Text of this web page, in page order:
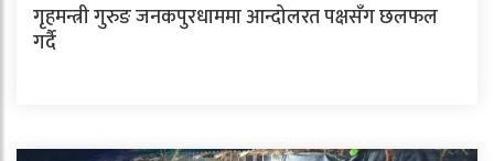
गृहमन्त्री गुरुङ जनकपुरधाममा आन्दोलरत पक्षसँग छलफल
गर्दै